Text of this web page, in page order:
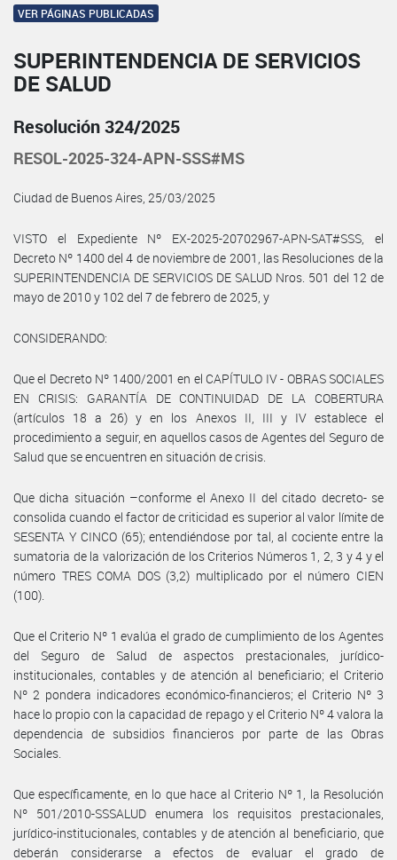
VER PÁGINAS PUBLICADAS
SUPERINTENDENCIA DE SERVICIOS
DE SALUD
Resolución 324/2025
RESOL-2025-324-APN-SSS#MS
Ciudad de Buenos Aires, 25/03/2025
VISTO el Expediente Nº EX-2025-20702967-APN-SAT#SSS, el
Decreto Nº 1400 del 4 de noviembre de 2001, las Resoluciones de la
SUPERINTENDENCIA DE SERVICIOS DE SALUD Nros. 501 del 12 de
mayo de 2010 y 102 del 7 de febrero de 2025, y
CONSIDERANDO:
Que el Decreto Nº 1400/2001 en el CAPÍTULO IV - OBRAS SOCIALES
EN CRISIS: GARANTÍA DE CONTINUIDAD DE LA COBERTURA
(artículos 18 a 26) y en los Anexos II, III y IV establece el
procedimiento a seguir, en aquellos casos de Agentes del Seguro de
Salud que se encuentren en situación de crisis.
Que dicha situación –conforme el Anexo II del citado decreto- se
consolida cuando el factor de criticidad es superior al valor límite de
SESENTA Y CINCO (65); entendiéndose por tal, al cociente entre la
sumatoria de la valorización de los Criterios Números 1, 2, 3 y 4 y el
número TRES COMA DOS (3,2) multiplicado por el número CIEN
(100).
Que el Criterio Nº 1 evalúa el grado de cumplimiento de los Agentes
del Seguro de Salud de aspectos prestacionales, jurídico-
institucionales, contables y de atención al beneficiario; el Criterio
Nº 2 pondera indicadores económico-financieros; el Criterio Nº 3
hace lo propio con la capacidad de repago y el Criterio Nº 4 valora la
dependencia de subsidios financieros por parte de las Obras
Sociales.
Que específicamente, en lo que hace al Criterio Nº 1, la Resolución
Nº 501/2010-SSSALUD enumera los requisitos prestacionales,
jurídico-institucionales, contables y de atención al beneficiario, que
deberán considerarse a efectos de evaluar el grado de